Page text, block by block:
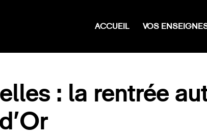
ACCUEIL VOS
: la rentrée